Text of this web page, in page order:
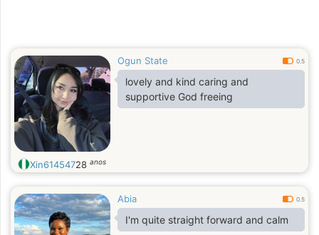
Ogun State 0.5
lovely and kind caring and
supportive God freeing
Xin61454728 anos
Abia 0.5
I'm quite straight forward and calm